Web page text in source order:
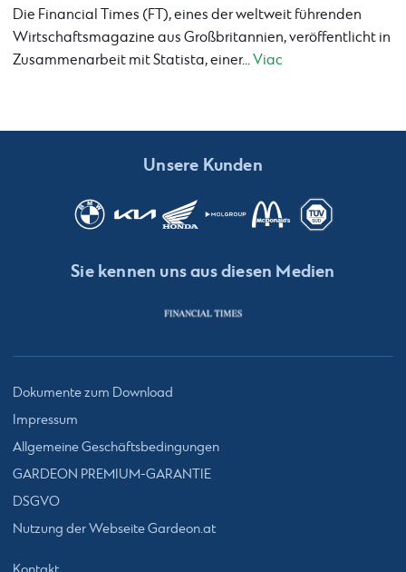
Die Financial Times (FT), eines der weltweit führenden
Wirtschaftsmagazine aus Großbritannien, veröffentlicht in
Zusammenarbeit mit Statista, einer...Viac
Unsere Kunden
Sie kennen uns aus diesen Medien
Dokumente zum Download
Impressum
Allgemeine Geschäftsbedingungen
GARDEON PREMIUM-GARANTIE
DSGVO
Nutzung der Webseite Gardeon.at